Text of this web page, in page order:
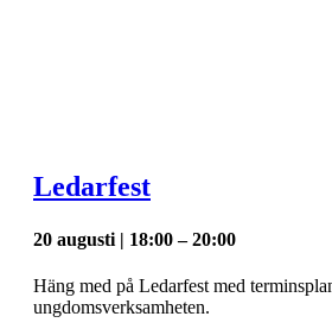
Ledarfest
20 augusti | 18:00–20:00
Häng med på Ledarfest med
ungdomsverksamheten.